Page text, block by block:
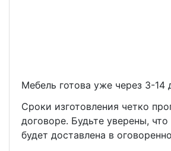
Мебель готова уже через 3-14
Сроки изготовления четко
договоре. Будьте уверены,
будет доставлена в